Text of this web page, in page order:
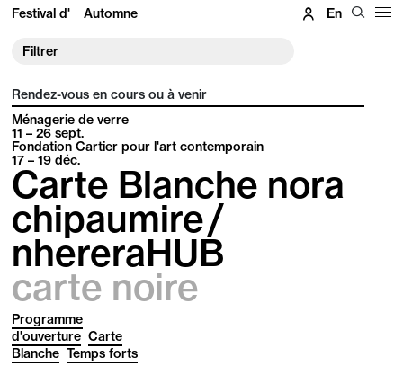
Festival d' Automne En
Filtrer
Rendez-vous en cours ou à venir
Ménagerie de verre
11 – 26sept.
Fondation Cartier pour l'art contemporain
17 – 19déc.
Carte Blanche nora
chipaumire /
nhereraHUB
carte noire
Programme
d'ouverture Carte
Blanche Temps forts